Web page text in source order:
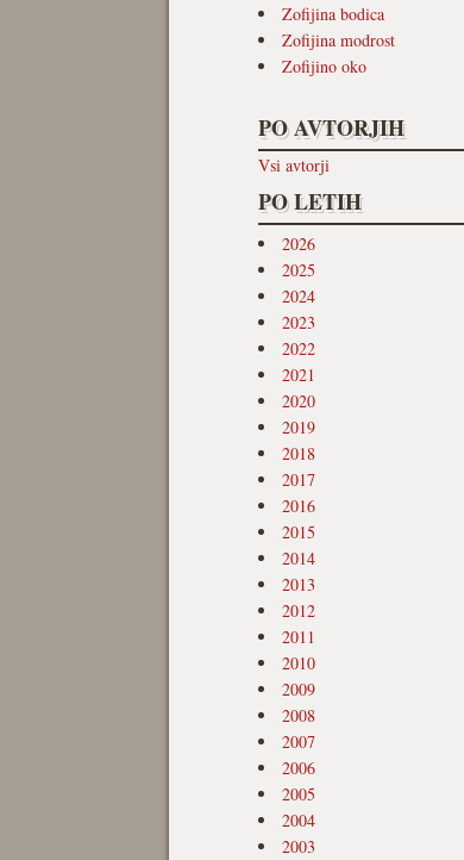
Zofijina bodica
Zofijina modrost
Zofijino oko
PO AVTORJIH
Vsi avtorji
PO LETIH
2026
2025
2024
2023
2022
2021
2020
2019
2018
2017
2016
2015
2014
2013
2012
2011
2010
2009
2008
2007
2006
2005
2004
2003